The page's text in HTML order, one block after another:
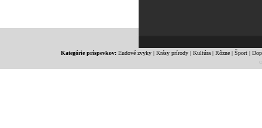
Kategórie príspevkov: Ľudové zvyky| Krásy prírody| Kultúra| Rôzne| Šport|